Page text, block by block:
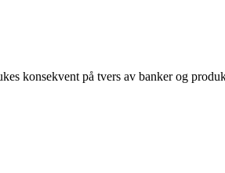
konsekvent på tvers av banker og